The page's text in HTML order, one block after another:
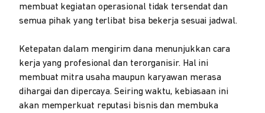
membuat kegiatan operasional tidak tersendat dan
semua pihak yang terlibat bisa bekerja sesuai jadwal.
Ketepatan dalam mengirim dana menunjukkan cara
kerja yang profesional dan terorganisir. Hal ini
membuat mitra usaha maupun karyawan merasa
dihargai dan dipercaya. Seiring waktu, kebiasaan ini
akan memperkuat reputasi bisnis dan membuka